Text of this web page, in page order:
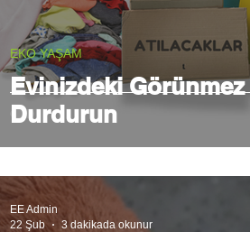
Evinizdeki
Durdurun
EKO YAŞAM
EE Admin
22 Şub
3 dakikada okunur